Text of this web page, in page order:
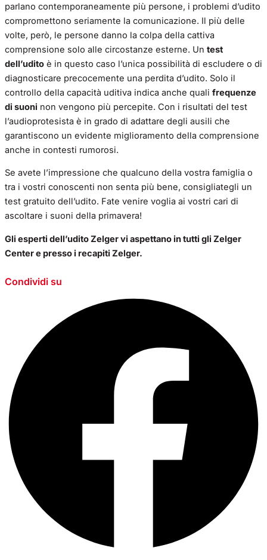
parlano contemporaneamente più persone, i problemi d’udito
compromettono seriamente la comunicazione. Il più delle
volte, però, le persone danno la colpa della cattiva
comprensione solo alle circostanze esterne. Un test
dell’udito è in questo caso l’unica possibilità di escludere o di
diagnosticare precocemente una perdita d’udito. Solo il
controllo della capacità uditiva indica anche quali frequenze
di suoni non vengono più percepite. Con i risultati del test
l’audioprotesista è in grado di adattare degli ausili che
garantiscono un evidente miglioramento della comprensione
anche in contesti rumorosi.
Se avete l’impressione che qualcuno della vostra famiglia o
tra i vostri conoscenti non senta più bene, consigliategli un
test gratuito dell’udito. Fate venire voglia ai vostri cari di
ascoltare i suoni della primavera!
Gli esperti dell’udito Zelger vi aspettano in tutti gli Zelger
Center e presso i recapiti Zelger.
Condividi su